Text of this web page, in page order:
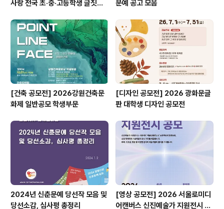
사랑 전국 초·중·고등학생 글짓기
문예 공고 모음
[건축 공모전] 2026강원건축문
화제 일반공모 학생부문
[디자인 공모전] 2026 광화문글
판 대학생 디자인 공모전
2024년 신춘문예 당선작 모음 및
당선소감, 심사평 총정리
[영상 공모전] 2026 서울로미디
어캔버스 신진예술가 지원전시 공